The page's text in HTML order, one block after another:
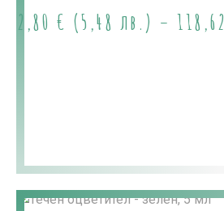
2,80 € (5,48 лв.) – 118,62